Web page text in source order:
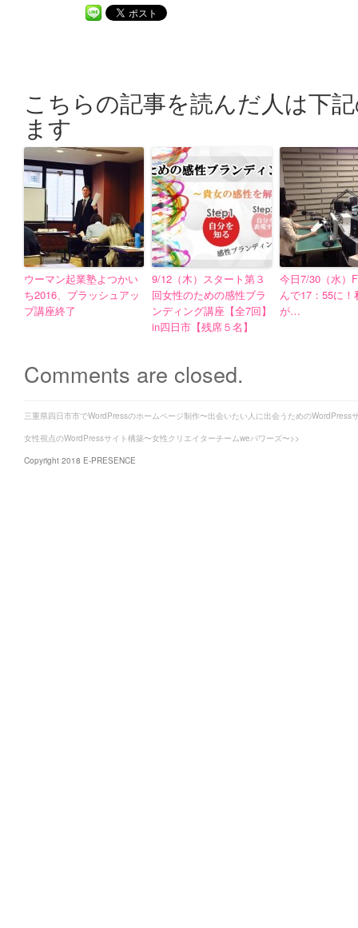
こちらの記事を読んだ人は下
ます
ウーマン起業塾よつかい
ち2016、ブラッシュアッ
プ講座終了
9/12（木）スタート第３
回女性のための感性ブラ
ンディング講座【全7回】
in四日市【残席５名】
今日7/30（水）
んで17：55に！
が…
Comments are closed.
三重県四日市市でWordPressのホームページ制作〜出会いたい人に出会うためのWordPress
女性視点のWordPressサイト構築〜女性クリエイターチームweパワーズ〜>>
Copyright 2018 E-PRESENCE